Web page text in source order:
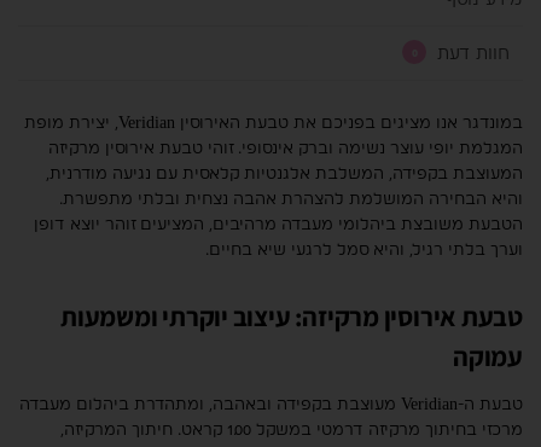
חוות דעת
במונדגר אנו מציגים בפניכם את טבעת האירוסין Veridian, יצירת מופת
המגלמת יופי עוצר נשימה וברק אינסופי. זוהי טבעת אירוסין מרקיזה
המעוצבת בקפידה, המשלבת אלגנטיות קלאסית עם נגיעה מודרנית,
והיא הבחירה המושלמת להצהרת אהבה נצחית ובלתי מתפשרת.
הטבעת משובצת ביהלומי מעבדה מרהיבים, המציעים זוהר יוצא דופן
וערך בלתי רגיל, והיא סמל לרגעי שיא בחיים.
טבעת אירוסין מרקיזה: עיצוב יוקרתי ומשמעות
עמוקה
טבעת ה-Veridian מעוצבת בקפידה ובאהבה, ומתהדרת ביהלום מעבדה
מרכזי בחיתוך מרקיזה דרמטי במשקל 1.00 קראט. חיתוך המרקיזה,